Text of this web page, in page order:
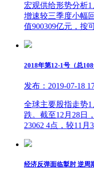
宏观供给形势分析
增速较三季度小幅
值900309亿元，按
2018年第12-1号（总
发布：2019-07-18
全球主要股指走势
跌。截至12月28日
23062 4点，较11月
经济反弹面临掣肘 逆周